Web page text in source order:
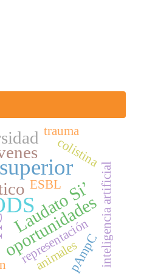
Laudato Si’
oportunidadesinteligencia artificial
representación
colistina
ESBL
pAmpC
animales
trauma